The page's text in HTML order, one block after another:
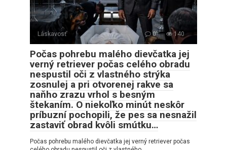
Láskavosť 0 140
Počas pohrebu malého dievčatka jej
verný retriever počas celého obradu
nespustil oči z vlastného strýka
zosnulej a pri otvorenej rakve sa
naňho zrazu vrhol s besným
štekaním. O niekoľko minút neskôr
príbuzní pochopili, že pes sa nesnažil
zastaviť obrad kvôli smútku…
Počas pohrebu malého dievčatka jej verný retriever počas